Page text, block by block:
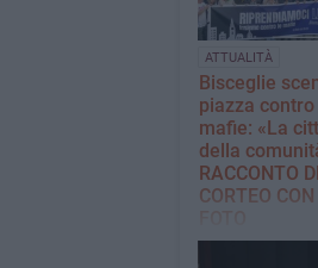
ATTUALITÀ
Bisceglie
piazza contro
mafie: «La
della
RACCONTO
CORTEO
Nella serata di